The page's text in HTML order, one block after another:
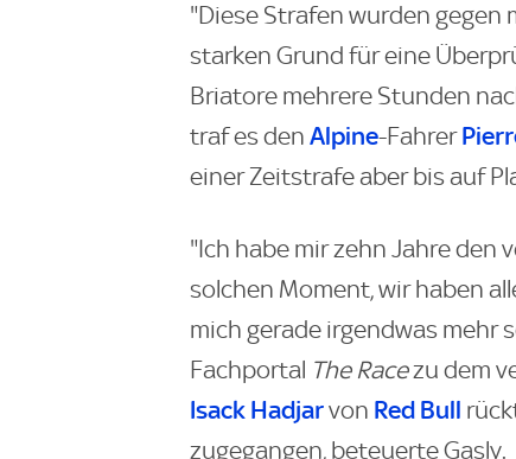
"Diese Strafen wurden gegen
starken Grund für eine
Briatore mehrere Stunden
traf es den Alpine-Fahrer
einer Zeitstrafe aber bis auf
"Ich habe mir zehn Jahre
solchen Moment, wir haben
mich gerade irgendwas mehr
Fachportal The Racezu dem
Isack Hadjarvon Red Bull
zugegangen, beteuerte Gasly.